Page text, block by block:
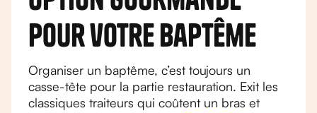
pour votre baptême
Organiser un baptême, c’est toujours un
casse-tête pour la partie restauration. Exit les
classiques traiteurs qui coûtent un bras et